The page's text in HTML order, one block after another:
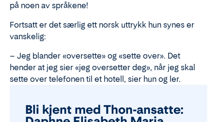
på noen av språkene!
Fortsatt er det særlig ett norsk uttrykk hun synes er
vanskelig:
– Jeg blander «oversette» og «sette over». Det
hender at jeg sier «jeg oversetter deg», når jeg skal
sette over telefonen til et hotell, sier hun og ler.
Bli kjent med Thon-ansatte: